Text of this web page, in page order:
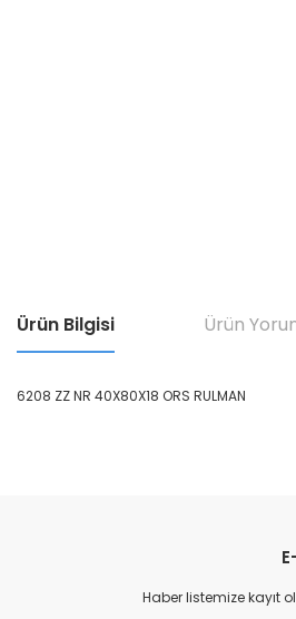
Ürün Bilgisi Ürün
6208 ZZ NR 40X80X18 ORS RULMAN
Ürün resmi kalitesiz, bozuk veya
Ürün açıklamasında eksik bilgiler
Haber listemize kayıt